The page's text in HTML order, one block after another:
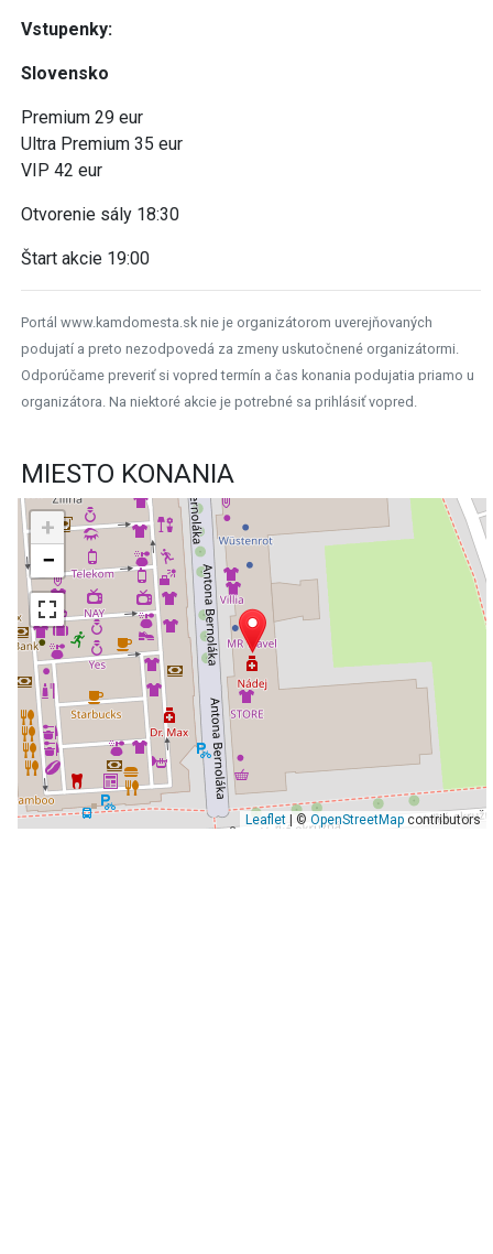
Vstupenky:
Slovensko
Premium 29 eur
Ultra Premium 35 eur
VIP 42 eur
Otvorenie sály 18:30
Štart akcie 19:00
Portál www.kamdomesta.sk nie je organizátorom uverejňovaných
podujatí a preto nezodpovedá za zmeny uskutočnené organizátormi.
Odporúčame preveriť si vopred termín a čas konania podujatia priamo u
organizátora. Na niektoré akcie je potrebné sa prihlásiť vopred.
MIESTO KONANIA
+
−
Leaflet| © OpenStreetMapcontributors